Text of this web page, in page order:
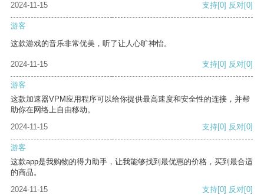
2024-11-15 支持[0] 反对[0]
游客
这款游戏的音乐非常优美，听了让人心旷神怡。
2024-11-15 支持[0] 反对[0]
游客
这款加速器VPM应用程序可以给你提供最高速度和安全性的连接，并帮
助你在网络上自由移动。
2024-11-15
支持[0] 反对[0]
游客
这款app是我购物的得力助手，让我能够找到最优惠的价格，买到最合适
的商品。
2024-11-15
支持[0] 反对[0]